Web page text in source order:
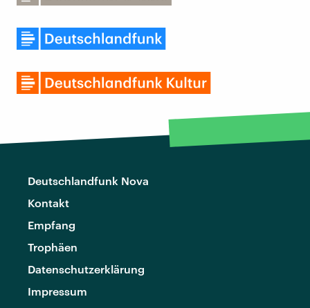
Deutschlandfunk Nova
Kontakt
Empfang
Trophäen
Datenschutzerklärung
Impressum